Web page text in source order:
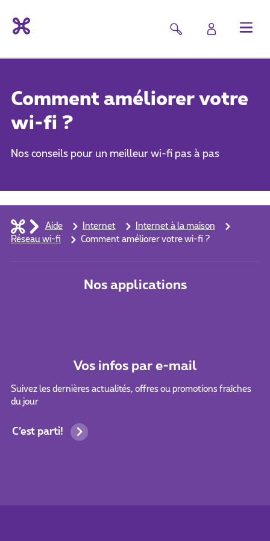
Comment améliorer votre
wi-fi ?
Nos conseils pour un meilleur wi-fi pas à pas
Aide Internet
Internet à la maison
Réseau wi-fi
Comment améliorer votre wi-fi ?
Nos applications
Vos infos par e-mail
Suivez les dernières actualités, offres ou promotions fraîches
du jour
C’est parti!